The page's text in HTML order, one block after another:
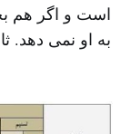
است و اگر هم
به او نمی دهد.